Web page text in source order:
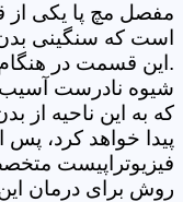
مفصل مچ پا یکی
است که سنگینی
.این قسمت در هنگام
شیوه نادرست آسیب
که به این ناحیه از
پیدا خواهد کرد،
فیزیوتراپیست
روش برای درمان